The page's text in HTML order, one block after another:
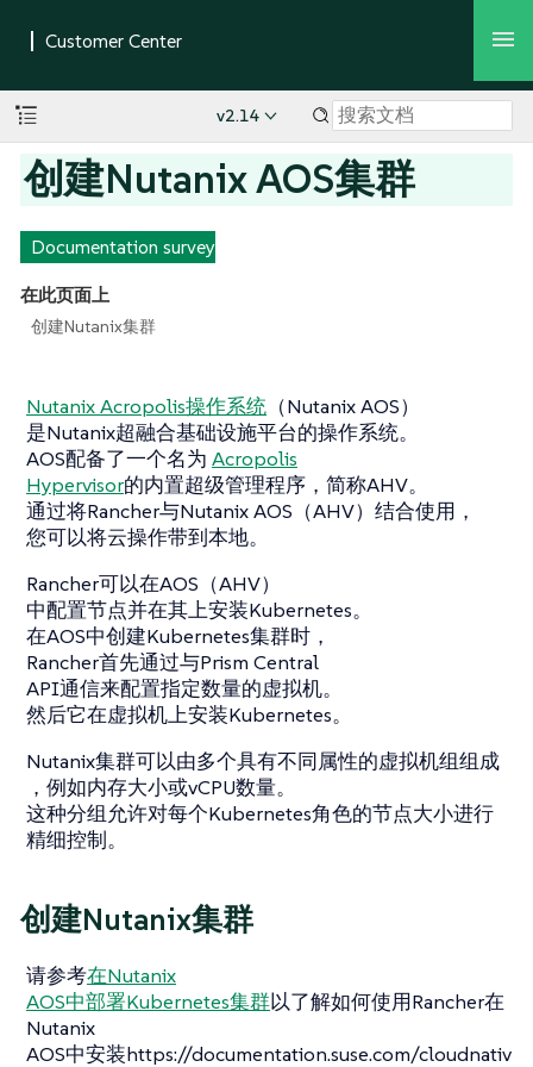
v2.14
创建Nutanix AOS集群
Documentation survey
在此页面上
创建Nutanix集群
Nutanix Acropolis操作系统 （Nutanix AOS）
是Nutanix超融合基础设施平台的操作系统。
AOS配备了一个名为 Acropolis
Hypervisor的内置超级管理程序，简称AHV。
通过将Rancher与Nutanix AOS（AHV）结合使用，
您可以将云操作带到本地。
Rancher可以在AOS（AHV）
中配置节点并在其上安装Kubernetes。
在AOS中创建Kubernetes集群时，
Rancher首先通过与Prism Central
API通信来配置指定数量的虚拟机。
然后它在虚拟机上安装Kubernetes。
Nutanix集群可以由多个具有不同属性的虚拟机组组成
，例如内存大小或vCPU数量。
这种分组允许对每个Kubernetes角色的节点大小进行
精细控制。
创建Nutanix集群
请参考在Nutanix
AOS中部署Kubernetes集群以了解如何使用Rancher在
Nutanix
AOS中安装https://documentation.suse.com/cloudnativ